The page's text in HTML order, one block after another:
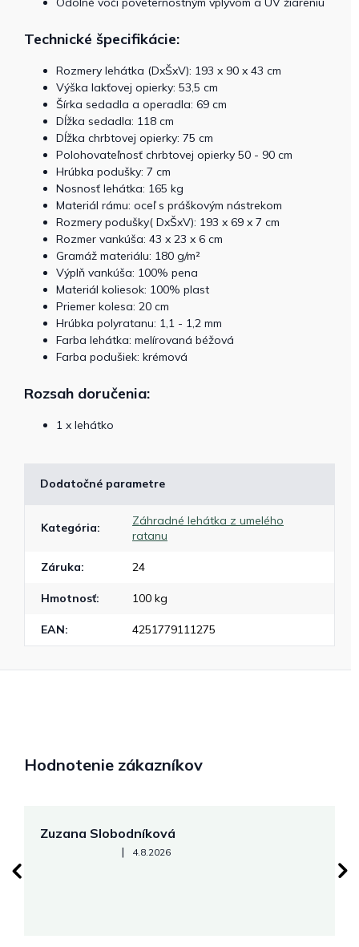
Technické špecifikácie:
Rozmery lehátka (DxŠxV): 193 x 90 x 43 cm
Výška lakťovej opierky: 53,5 cm
Šírka sedadla a operadla: 69 cm
Dĺžka sedadla: 118 cm
Dĺžka chrbtovej opierky: 75 cm
Polohovateľnosť chrbtovej opierky 50 - 90 cm
Hrúbka podušky: 7 cm
Nosnosť lehátka: 165 kg
Materiál rámu: oceľ s práškovým nástrekom
Rozmery podušky( DxŠxV): 193 x 69 x 7 cm
Rozmer vankúša: 43 x 23 x 6 cm
Gramáž materiálu: 180 g/m²
Výplň vankúša: 100% pena
Materiál koliesok: 100% plast
Priemer kolesa: 20 cm
Hrúbka polyratanu: 1,1 - 1,2 mm
Farba lehátka: melírovaná béžová
Farba podušiek: krémová
Rozsah doručenia:
1 x lehátko
Dodatočné parametre
Kategória:
Záhradné lehátka z umelého
ratanu
Záruka: 24
Hmotnosť: 100 kg
EAN: 4251779111275
Hodnotenie zákazníkov
Zuzana Slobodníková
Hodnotenie obchodu je 5 z 5 hviezdičiek.
| 4.8.2026